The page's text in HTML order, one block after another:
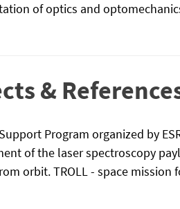
of optics and
&
Program organized by
of the laser spectroscopy
orbit. TROLL - space mission